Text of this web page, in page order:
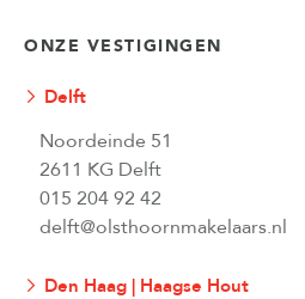
ONZE VESTIGINGEN
Delft
Noordeinde 51
2611 KG Delft
015 204 92 42
delft@olsthoornmakelaars.nl
Den Haag | Haagse Hout